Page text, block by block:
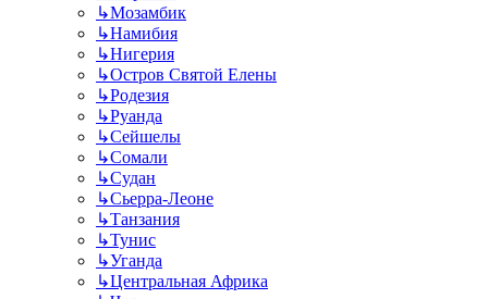
↳Мозамбик
↳Намибия
↳Нигерия
↳Остров Святой Елены
↳Родезия
↳Руанда
↳Сейшелы
↳Сомали
↳Судан
↳Сьерра-Леоне
↳Танзания
↳Тунис
↳Уганда
↳Центральная Африка